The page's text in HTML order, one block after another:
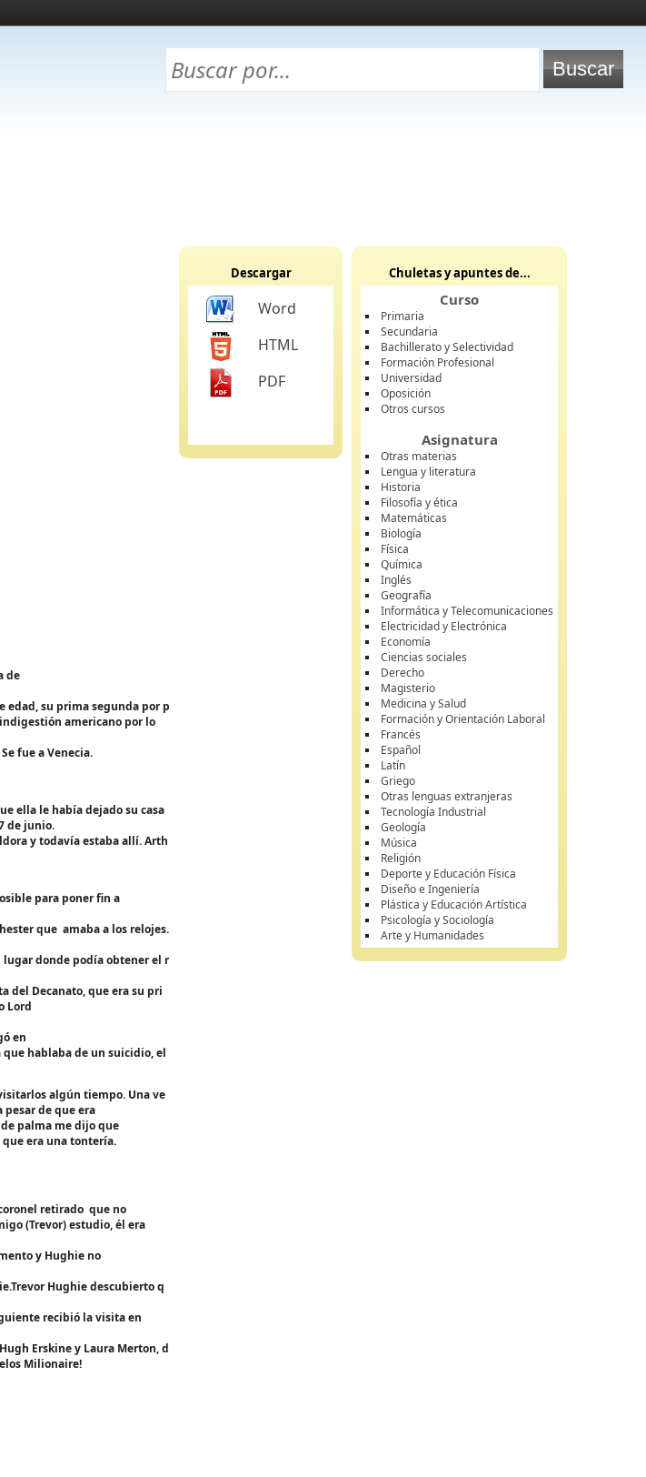
de
edad, su prima segunda por p
americano por lo
fue a Venecia.
ella le había dejado su casa
de junio.
y todavía estaba allí. Arth
para poner fin a
que amaba a los relojes.
lugar donde podía obtener el r
del Decanato, que era su pri
Lord
en
hablaba de un suicidio, el
algún tiempo. Una ve
pesar de que era
palma me dijo que
era una tontería.
retirado que no
(Trevor) estudio, él era
y Hughie no
Hughie descubierto q
recibió la visita en
Erskine y Laura Merton, d
Milionaire!
Descargar
Word
HTML
PDF
Chuletas y apuntes de...
Curso
Primaria
Secundaria
Bachillerato y Selectividad
Formación Profesional
Universidad
Oposición
Otros cursos
Asignatura
Otras materias
Lengua y literatura
Historia
Filosofía y ética
Matemáticas
Biología
Física
Química
Inglés
Geografía
Informática y Telecomunicaciones
Electricidad y Electrónica
Economía
Ciencias sociales
Derecho
Magisterio
Medicina y Salud
Formación y Orientación Laboral
Francés
Español
Latín
Griego
Otras lenguas extranjeras
Tecnología Industrial
Geología
Música
Religión
Deporte y Educación Física
Diseño e Ingeniería
Plástica y Educación Artística
Psicología y Sociología
Arte y Humanidades